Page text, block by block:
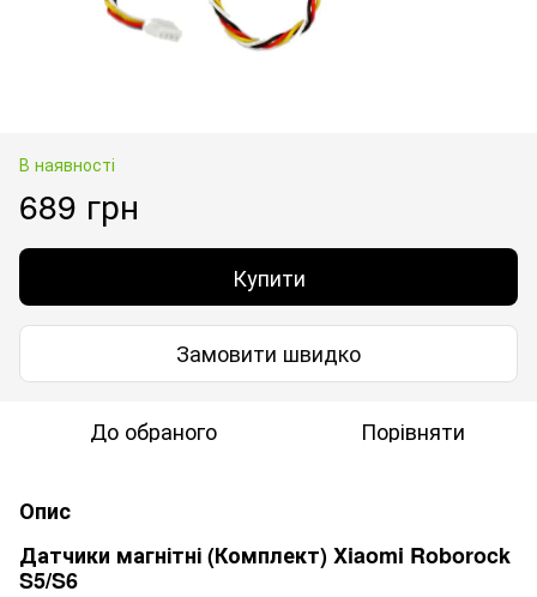
В наявності
689 грн
Купити
Замовити швидко
До обраного Порівняти
Опис
Датчики магнітні (Комплект) Xiaomi Roborock
S5/S6